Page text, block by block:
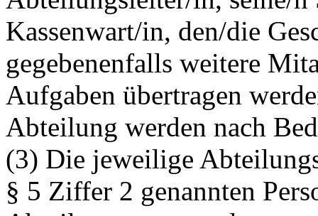
Kassenwart/in, den/die
gegebenenfalls weitere
Aufgaben übertragen
Abteilung werden nach
(3) Die jeweilige
§ 5 Ziffer 2 genannten